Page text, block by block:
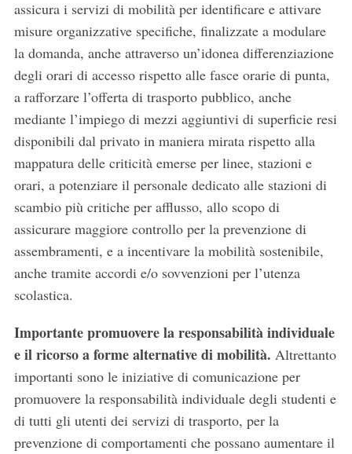
assicura i servizi di mobilità per identificare e attivare
misure organizzative specifiche, finalizzate a modulare
la domanda, anche attraverso un’idonea differenziazione
degli orari di accesso rispetto alle fasce orarie di punta,
a rafforzare l’offerta di trasporto pubblico, anche
mediante l’impiego di mezzi aggiuntivi di superficie resi
disponibili dal privato in maniera mirata rispetto alla
mappatura delle criticità emerse per linee, stazioni e
orari, a potenziare il personale dedicato alle stazioni di
scambio più critiche per afflusso, allo scopo di
assicurare maggiore controllo per la prevenzione di
assembramenti, e a incentivare la mobilità sostenibile,
anche tramite accordi e/o sovvenzioni per l’utenza
scolastica.
Importante promuovere la responsabilità individuale
e il ricorso a forme alternative di mobilità. Altrettanto
importanti sono le iniziative di comunicazione per
promuovere la responsabilità individuale degli studenti e
di tutti gli utenti dei servizi di trasporto, per la
prevenzione di comportamenti che possano aumentare il